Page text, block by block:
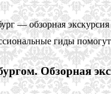
— обзорная
гиды
Обзорная